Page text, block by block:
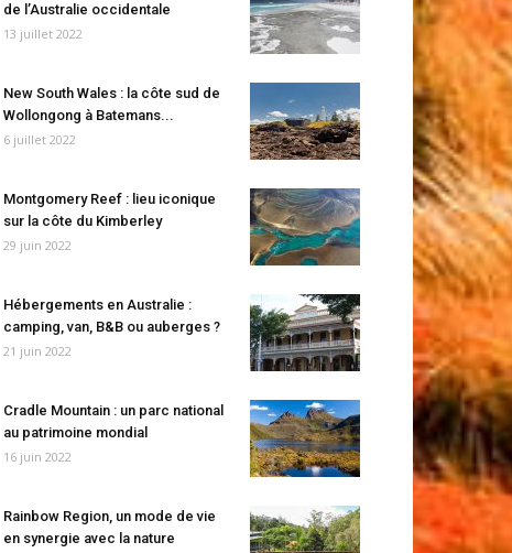
de l’Australie occidentale
13 juillet 2022
New South Wales : la côte sud de
Wollongong à Batemans...
6 juillet 2022
Montgomery Reef : lieu iconique
sur la côte du Kimberley
29 juin 2022
Hébergements en Australie :
camping, van, B&B ou auberges ?
21 juin 2022
Cradle Mountain : un parc national
au patrimoine mondial
16 juin 2022
Rainbow Region, un mode de vie
en synergie avec la nature